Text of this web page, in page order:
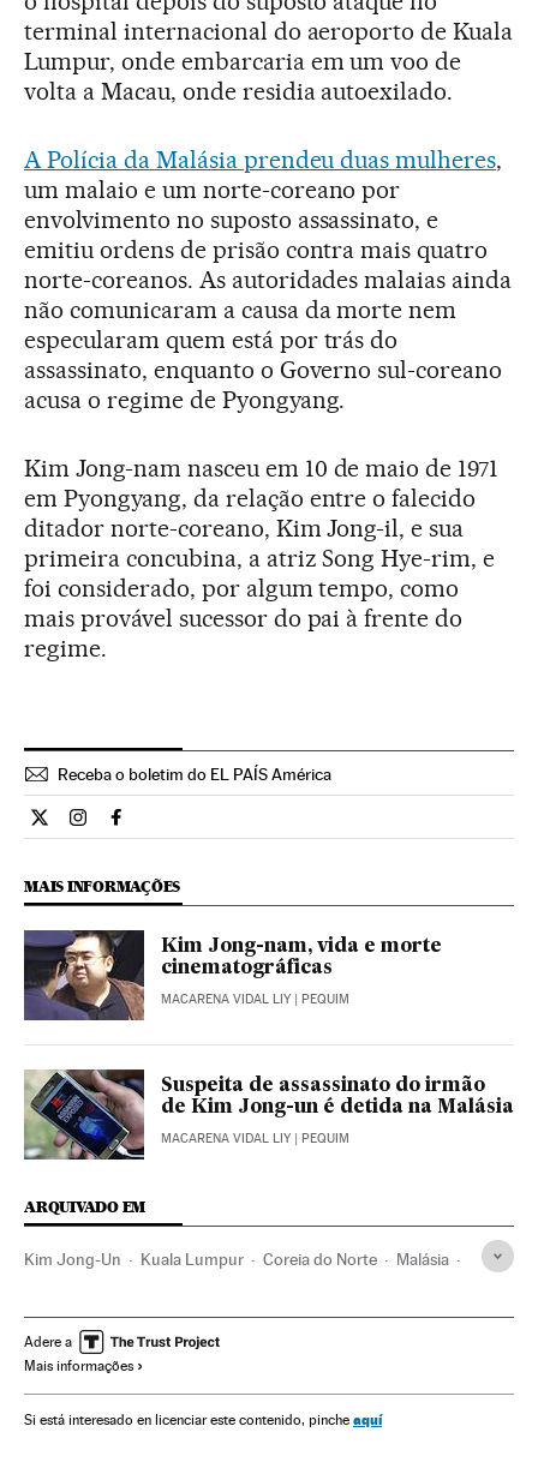
terminal internacional do aeroporto de Kuala
Lumpur, onde embarcaria em um voo de
volta a Macau, onde residia autoexilado.
A Polícia da Malásia prendeu duas mulheres,
um malaio e um norte-coreano por
envolvimento no suposto assassinato, e
emitiu ordens de prisão contra mais quatro
norte-coreanos. As autoridades malaias ainda
não comunicaram a causa da morte nem
especularam quem está por trás do
assassinato, enquanto o Governo sul-coreano
acusa o regime de Pyongyang.
Kim Jong-nam nasceu em 10 de maio de 1971
em Pyongyang, da relação entre o falecido
ditador norte-coreano, Kim Jong-il, e sua
primeira concubina, a atriz Song Hye-rim, e
foi considerado, por algum tempo, como
mais provável sucessor do pai à frente do
regime.
Receba o boletim do EL PAÍS América
Internacional El País Brasil en Twitter
Internacional El País Brasil en Instagram
Internacional El País Brasil en Facebook
MAIS INFORMAÇÕES
Kim Jong-nam, vida e morte
cinematográficas
MACARENA VIDAL LIY | PEQUIM
Suspeita de assassinato do irmão
de Kim Jong-un é detida na Malásia
MACARENA VIDAL LIY | PEQUIM
ARQUIVADO EM
Kim Jong-Un Kuala Lumpur Coreia do Norte Malásia
Espionagem Ásia oriental
Adere a
Mais informações
Si está interesado en licenciar este contenido, pinche aquí